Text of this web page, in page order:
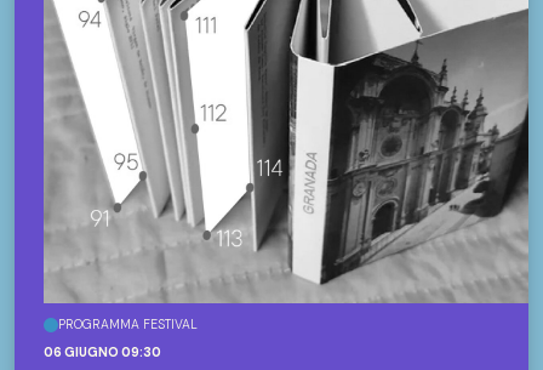
PROGRAMMA FESTIVAL
06 GIUGNO 09:30